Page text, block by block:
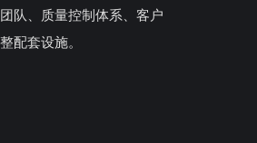
队、质量控制体系、客户
配套设施。